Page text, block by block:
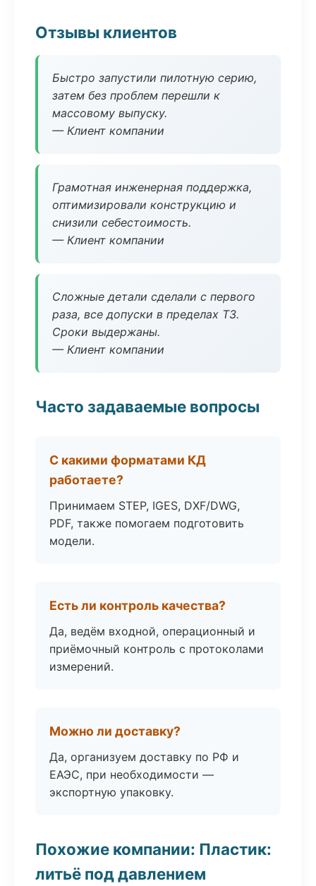
Отзывы клиентов
Быстро запустили пилотную серию,
затем без проблем перешли к
массовому выпуску.
— Клиент компании
Грамотная инженерная поддержка,
оптимизировали конструкцию и
снизили себестоимость.
— Клиент компании
Сложные детали сделали с первого
раза, все допуски в пределах ТЗ.
Сроки выдержаны.
— Клиент компании
Часто задаваемые вопросы
С какими форматами КД
работаете?
Принимаем STEP, IGES, DXF/DWG,
PDF, также помогаем подготовить
модели.
Есть ли контроль качества?
Да, ведём входной, операционный и
приёмочный контроль с протоколами
измерений.
Можно ли доставку?
Да, организуем доставку по РФ и
ЕАЭС, при необходимости —
экспортную упаковку.
Похожие компании: Пластик:
литьё под давлением